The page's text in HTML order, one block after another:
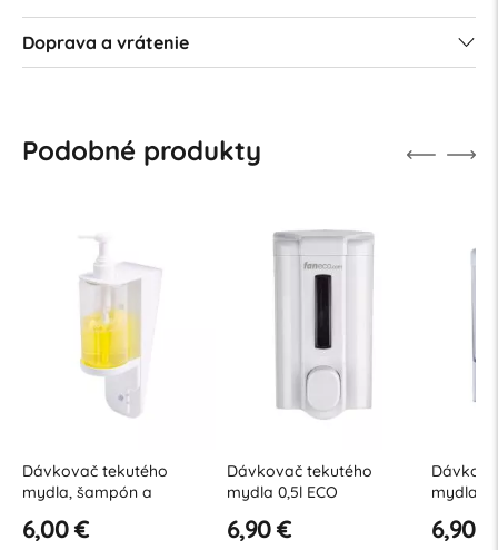
Doprava a vrátenie
Podobné produkty
tekutého
šampón a
0,3 l ECO
€
Dávkovač tekutého
mydla 0,5l ECO
6,90 €
Dávkovač
mydla 0,5l JET
6,90 €